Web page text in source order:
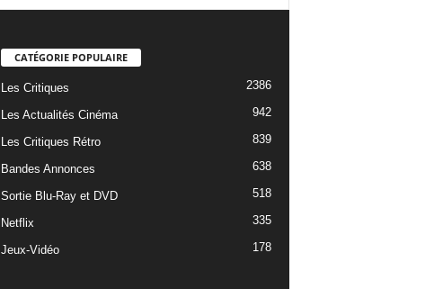
CATÉGORIE POPULAIRE
Les Critiques 2386
Les Actualités Cinéma 942
Les Critiques Rétro 839
Bandes Annonces 638
Sortie Blu-Ray et DVD 518
Netflix 335
Jeux-Vidéo 178